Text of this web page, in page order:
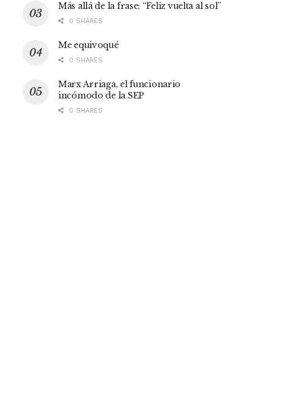
Más allá de la frase: “Feliz vuelta al sol”
0 SHARES
Me equivoqué
0 SHARES
Marx Arriaga, el funcionario
incómodo de la SEP
0 SHARES